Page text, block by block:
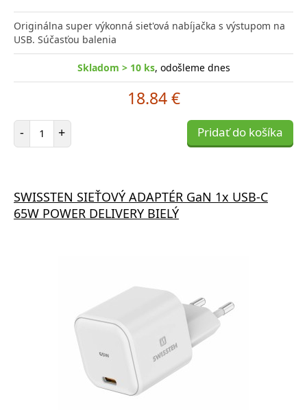
Originálna super výkonná siet'ová nabíjačka s výstupom na
USB. Súčasťou balenia
Skladom > 10 ks, odošleme dnes
18.84 €
- Počet položiek
+ Pridať do košíka
SWISSTEN SIEŤOVÝ ADAPTÉR GaN 1x USB-C
65W POWER DELIVERY BIELÝ